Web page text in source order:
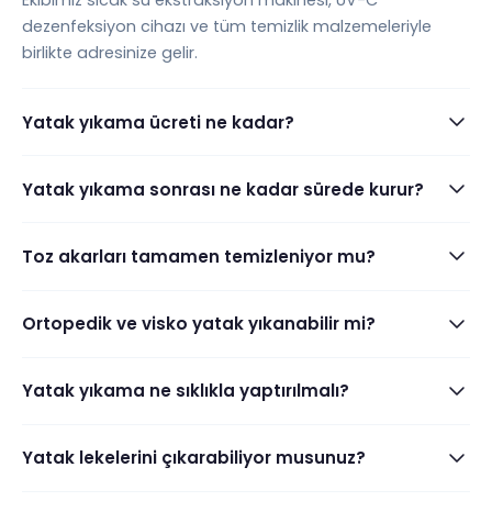
dezenfeksiyon cihazı ve tüm temizlik malzemeleriyle
birlikte adresinize gelir.
Yatak yıkama ücreti ne kadar?
Yatak yıkama sonrası ne kadar sürede kurur?
Toz akarları tamamen temizleniyor mu?
Ortopedik ve visko yatak yıkanabilir mi?
Yatak yıkama ne sıklıkla yaptırılmalı?
Yatak lekelerini çıkarabiliyor musunuz?